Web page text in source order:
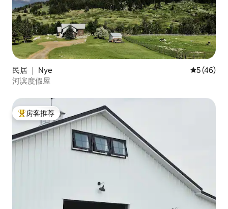
民居 ｜ Nye 平均评分
5 (46)
河滨度假屋
热门「房客推荐」
房客推荐